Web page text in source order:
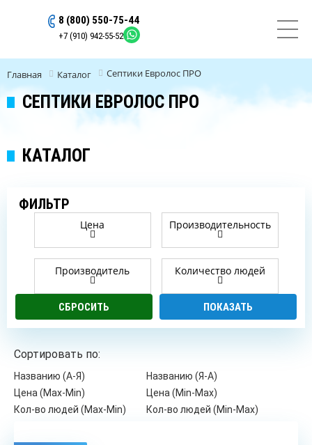
8 (800) 550-75-44
+7 (910) 942-55-52
Главная Каталог Септики Евролос ПРО
СЕПТИКИ ЕВРОЛОС ПРО
КАТАЛОГ
ФИЛЬТР
Цена Производительность
Производитель Количество людей
Сортировать по:
Названию (А-Я)
Названию (Я-А)
Цена (Max-Min)
Цена (Min-Max)
Кол-во людей (Max-Min)
Кол-во людей (Min-Max)